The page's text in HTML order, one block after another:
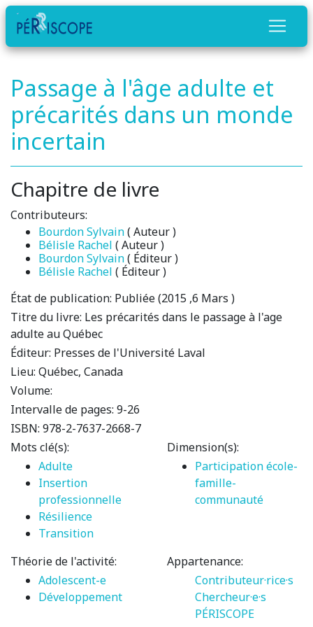
Passage à l'âge adulte et
précarités dans un monde
incertain
Chapitre de livre
Contributeurs:
Bourdon Sylvain( Auteur )
Bélisle Rachel ( Auteur )
Bourdon Sylvain( Éditeur )
Bélisle Rachel ( Éditeur )
État de publication: Publiée (2015 ,6 Mars )
Titre du livre: Les précarités dans le passage à l'age
adulte au Québec
Éditeur: Presses de l'Université Laval
Lieu: Québec, Canada
Volume:
Intervalle de pages: 9-26
ISBN: 978-2-7637-2668-7
Mots clé(s):
Adulte
Insertion
professionnelle
Résilience
Transition
Dimension(s):
Participation école-
famille-
communauté
Théorie de l'activité:
Adolescent-e
Développement
Appartenance:
Contributeur·rice·s
Chercheur·e·s
PÉRISCOPE